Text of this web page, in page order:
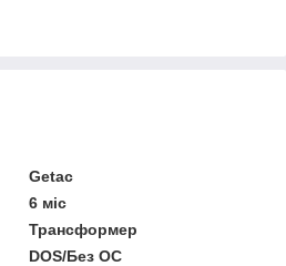
Getac
6 міс
Трансформер
DOS/Без ОС